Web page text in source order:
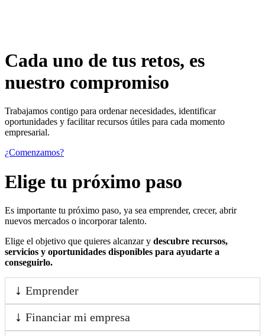
Cada uno de tus retos, es
nuestro compromiso
Trabajamos contigo para ordenar necesidades, identificar
oportunidades y facilitar recursos útiles para cada momento
empresarial.
¿Comenzamos?
Elige tu próximo paso
Es importante tu próximo paso, ya sea emprender, crecer, abrir
nuevos mercados o incorporar talento.
Elige el objetivo que quieres alcanzar y descubre recursos,
servicios y oportunidades disponibles para ayudarte a
conseguirlo.
Emprender
Financiar mi empresa